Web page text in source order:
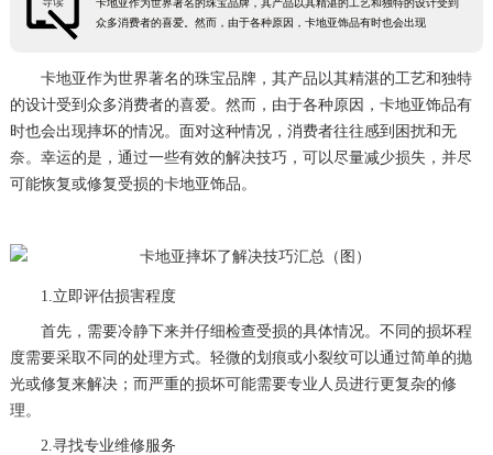
卡地亚作为世界著名的珠宝品牌，其产品以其精湛的工艺和独特的设计受到
众多消费者的喜爱。然而，由于各种原因，卡地亚饰品有时也会出现
卡地亚作为世界著名的珠宝品牌，其产品以其精湛的工艺和独特
的设计受到众多消费者的喜爱。然而，由于各种原因，卡地亚饰品有
时也会出现摔坏的情况。面对这种情况，消费者往往感到困扰和无
奈。幸运的是，通过一些有效的解决技巧，可以尽量减少损失，并尽
可能恢复或修复受损的卡地亚饰品。
1.立即评估损害程度
首先，需要冷静下来并仔细检查受损的具体情况。不同的损坏程
度需要采取不同的处理方式。轻微的划痕或小裂纹可以通过简单的抛
光或修复来解决；而严重的损坏可能需要专业人员进行更复杂的修
理。
2.寻找专业维修服务